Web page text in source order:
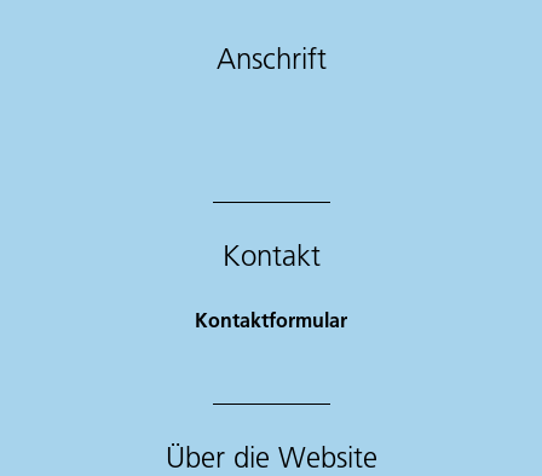
Anschrift
Kontakt
Kontaktformular
Über die Website